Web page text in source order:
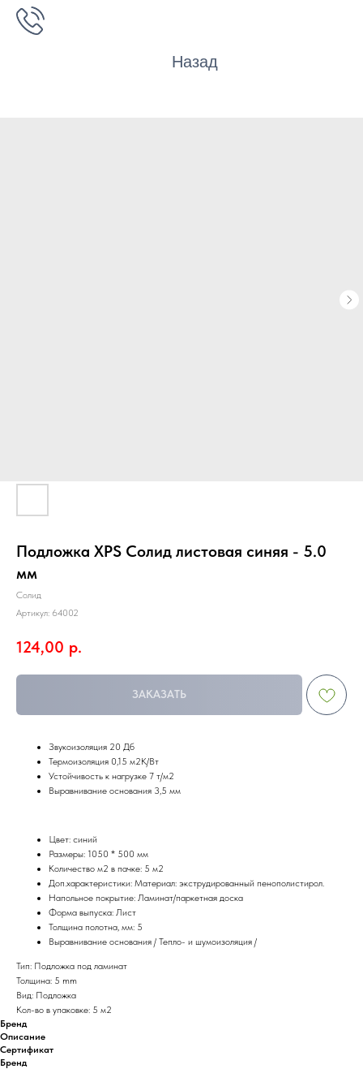
Назад
Подложка XPS Солид листовая синяя - 5.0
мм
Солид
Артикул: 64002
124,00 р.
ЗАКАЗАТЬ
Звукоизоляция 20 Дб
Термоизоляция 0,15 м2К/Вт
Устойчивость к нагрузке 7 т/м2
Выравнивание основания 3,5 мм
Цвет: синий
Размеры: 1050 * 500 мм
Количество м2 в пачке: 5 м2
Доп.характеристики: Материал: экструдированный пенополистирол.
Напольное покрытие: Ламинат/паркетная доска
Форма выпуска: Лист
Толщина полотна, мм: 5
Выравнивание основания / Тепло- и шумоизоляция /
Тип: Подложка под ламинат
Толщина: 5 mm
Вид: Подложка
Кол-во в упаковке: 5 м2
Бренд
Описание
Сертификат
Бренд